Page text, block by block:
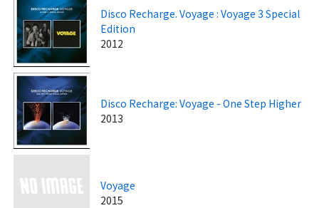
Disco Recharge. Voyage : Voyage 3 Special
Edition
2012
Disco Recharge: Voyage - One Step Higher
2013
Voyage
2015